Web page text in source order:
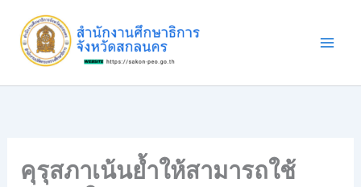
content
คุรุสภาเน้นย้ำให้สามารถใช้